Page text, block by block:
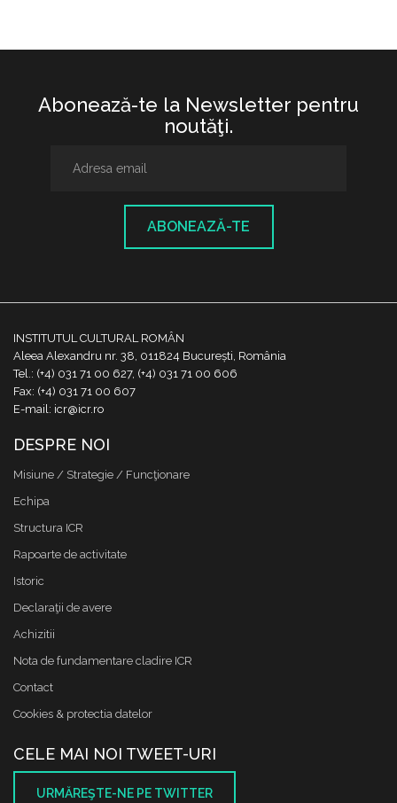
Abonează-te la Newsletter pentru
noutăţi.
ABONEAZĂ-TE
INSTITUTUL CULTURAL ROMÂN
Aleea Alexandru nr. 38, 011824 București, România
Tel.: (+4) 031 71 00 627, (+4) 031 71 00 606
Fax: (+4) 031 71 00 607
E-mail: icr@icr.ro
DESPRE NOI
Misiune / Strategie / Funcţionare
Echipa
Structura ICR
Rapoarte de activitate
Istoric
Declaraţii de avere
Achizitii
Nota de fundamentare cladire ICR
Contact
Cookies & protectia datelor
CELE MAI NOI TWEET-URI
URMĂREŞTE-NE PE TWITTER